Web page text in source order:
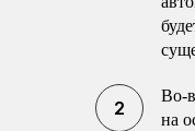
Во-
на